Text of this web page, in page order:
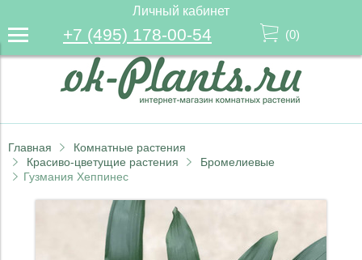
Личный кабинет
+7 (495) 178-00-54 (0)
Главная
Комнатные растения
Красиво-цветущие растения
Бромелиевые
Гузмания Хеппинес